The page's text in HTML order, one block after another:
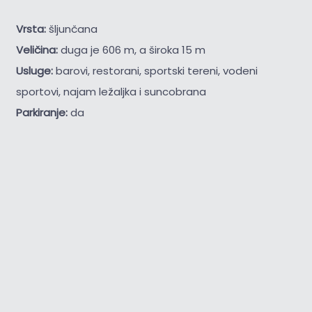
Vrsta:šljunčana
Veličina:duga je 606 m, a široka 15 m
Usluge:barovi, restorani, sportski tereni, vodeni
sportovi, najam ležaljka i suncobrana
Parkiranje:da